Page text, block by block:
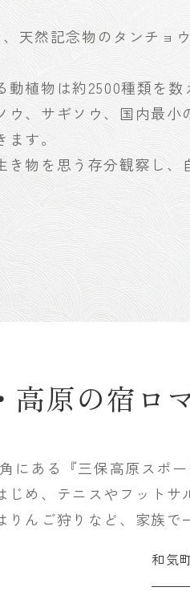
天然記念物のタンチョ
動植物は約2500種類を
ウ、サギソウ、国内最
す。
き物を思う存分観察し
高原の宿ロ
にある『三保高原スポ
じめ、テニスやフットサ
んご狩りなど、家族で
和気